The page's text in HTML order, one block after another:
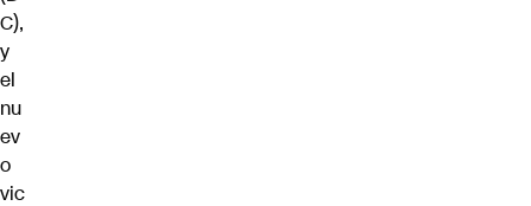
C),
y
el
nu
ev
o
vic